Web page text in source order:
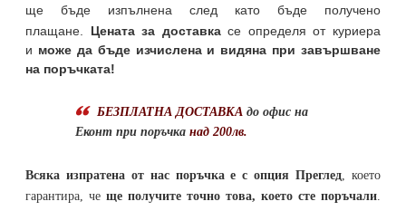
ще бъде изпълнена след като бъде получено
плащане. Цената за доставкасе определя от куриера
и може да бъде изчислена и видяна при завършване
на поръчката!
БЕЗПЛАТНА ДОСТАВКА до офис на
Еконт при поръчка над 200лв.
Всяка изпратена от нас поръчка е с опция Преглед, което
гарантира, че ще получите точно това, което сте поръчали.